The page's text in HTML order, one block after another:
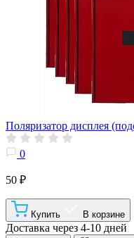
Поляризатор дисплея
0
50 ₽
Купить В корзине
Доставка через 4-10 дней